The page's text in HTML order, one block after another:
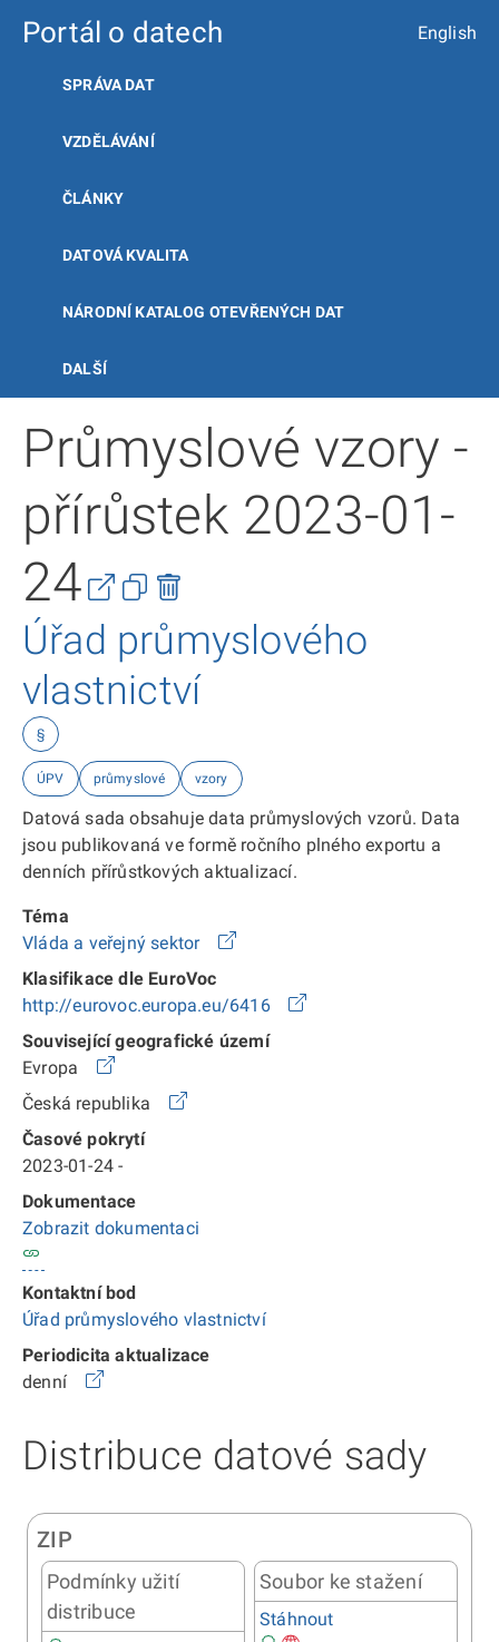
Portál o datech English
SPRÁVA DAT
VZDĚLÁVÁNÍ
ČLÁNKY
DATOVÁ KVALITA
NÁRODNÍ KATALOG OTEVŘENÝCH DAT
DALŠÍ
Průmyslové vzory -
přírůstek 2023-01-
24
Úřad průmyslového
vlastnictví
§
ÚPV průmyslové vzory
Datová sada obsahuje data průmyslových vzorů. Data
jsou publikovaná ve formě ročního plného exportu a
denních přírůstkových aktualizací.
Téma
Vláda a veřejný sektor
Klasifikace dle EuroVoc
http://eurovoc.europa.eu/6416
Související geografické území
Evropa
Česká republika
Časové pokrytí
2023-01-24 -
Dokumentace
Zobrazit dokumentaci
Kontaktní bod
Úřad průmyslového vlastnictví
Periodicita aktualizace
denní
Distribuce datové sady
ZIP
Podmínky užití
distribuce
Soubor ke stažení
Stáhnout